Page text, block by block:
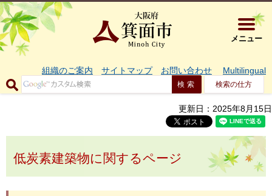
大阪府箕
メニュー
組織のご案内 サイトマップ お問い合わせ Multilingual
検索の仕方
更新日：2025年8月15日
低炭素建築物に関するページ